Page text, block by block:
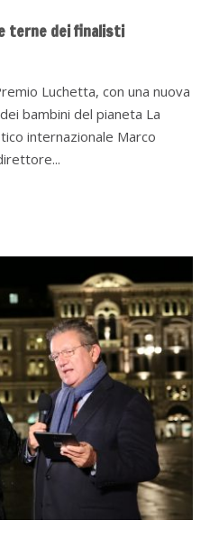
terne dei finalisti
Luchetta, con una nuova
bambini del pianeta La
internazionale Marco